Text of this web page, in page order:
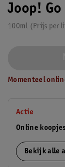
Joop! Go
100ml Prijs per
Momenteel
Actie
Online
Bekijk alle